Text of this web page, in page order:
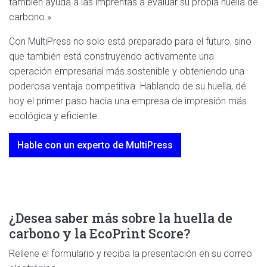
carbono.»
Con MultiPress no solo está preparado para el futuro, sino
que también está construyendo activamente una
operación empresarial más sostenible y obteniendo una
poderosa ventaja competitiva. Hablando de su huella, dé
hoy el primer paso hacia una empresa de impresión más
ecológica y eficiente.
Hable con un experto de MultiPress
¿Desea saber más sobre la huella de
carbono y la EcoPrint Score?
Rellene el formulario y reciba la presentación en su correo